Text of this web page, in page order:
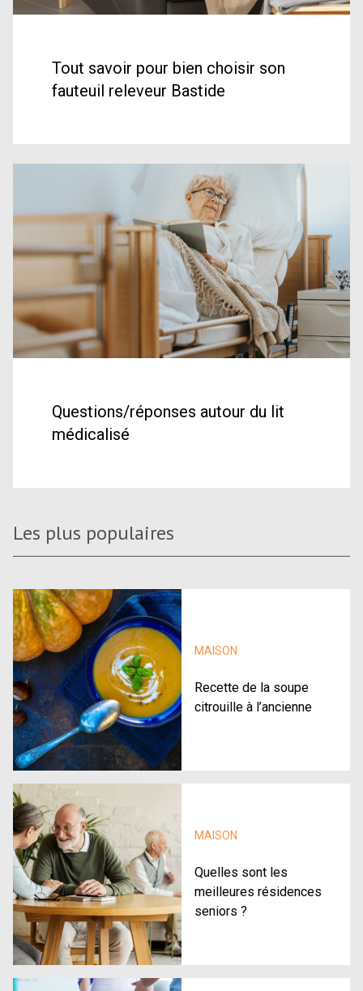
Tout savoir pour bien choisir son
fauteuil releveur Bastide
Questions/réponses autour du lit
médicalisé
Les plus populaires
MAISON
Recette de la soupe
citrouille à l’ancienne
MAISON
Quelles sont les
meilleures résidences
seniors ?